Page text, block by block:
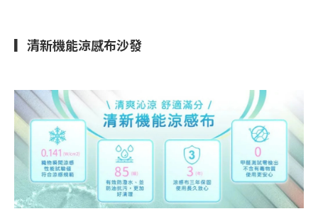
▎清新機能涼感布沙發